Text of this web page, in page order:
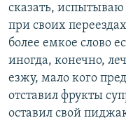
сказать,
при своих
более емкое слово
иногда, конечно,
езжу, мало кого
отставил фрукты
оставил свой